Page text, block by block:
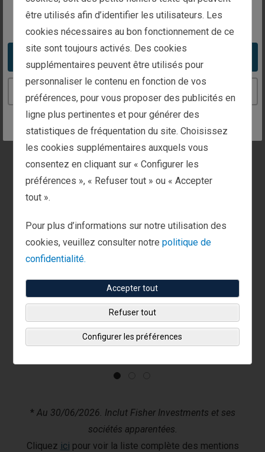
You appear to be in the United States
Take me to the United States website
Continue to the Luxembourg website
clients en chiffres clés
Le savoir-faire de Fisher Investments et de ses
sociétés apparentées est reconnu par un
certain nombre d’institutions à travers le
monde.*
210.000
clients à travers le monde, parmi lesquels
des particuliers, des familles et des
* Au 30/06/2026. Inclut Fisher Investments et ses
sociétés apparentées.
Cliquez ici pour voir la liste complète des mentions
être utilisés afin d’identifier les utilisateurs. Les
cookies nécessaires au bon fonctionnement de ce
site sont toujours activés. Des cookies
supplémentaires peuvent être utilisés pour
personnaliser le contenu en fonction de vos
préférences, pour vous proposer des publicités en
ligne plus pertinentes et pour générer des
statistiques de fréquentation du site. Choisissez
les cookies supplémentaires auxquels vous
consentez en cliquant sur « Configurer les
préférences », « Refuser tout » ou « Accepter
tout ».
Pour plus d’informations sur notre utilisation des
cookies, veuillez consulter notrepolitique de
confidentialité.
Accepter tout
Refuser tout
Configurer les préférences